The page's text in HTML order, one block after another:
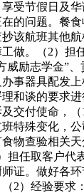
受节假日及
的问题。餐
该航班其他
做。（2）担
威励志学金”
事器具配发
和谈的要求
交付使命，
特殊变化，
物查验相关
担任取客户代
证。做好各
2）经验要求